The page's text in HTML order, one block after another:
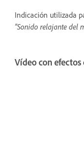
Indicación utilizada
"Sonido relajante del
Vídeo con efectos